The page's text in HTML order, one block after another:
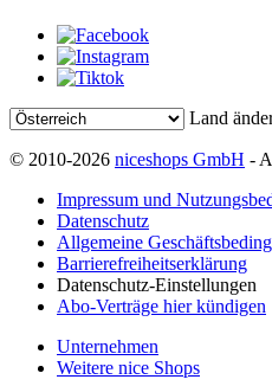
Land
© 2010-2026 niceshops GmbH -
Impressum und
Datenschutz
Allgemeine
Barrierefreiheitserklärung
Datenschutz-Einstellungen
Abo-Verträge hier kündigen
Unternehmen
Weitere nice Shops